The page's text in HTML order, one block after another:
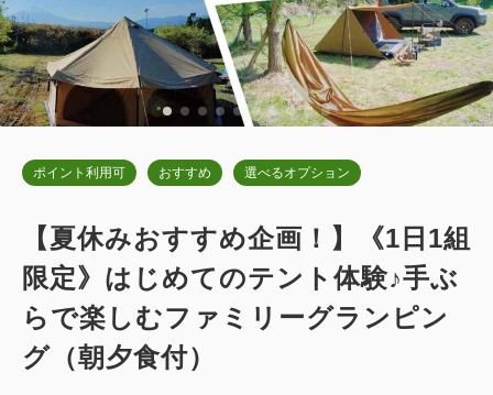
詳細 日付を選択
デラックスキャビン キングベッド
禁煙 54.00m2 1~4名
キングサイズ×1 Wi-Fiあり（無料）
ポイント利用可 おすすめ 選べるオプション
【夏休みおすすめ企画！】《1日1組
限定》はじめてのテント体験♪手ぶ
らで楽しむファミリーグランピン
グ（朝夕食付）